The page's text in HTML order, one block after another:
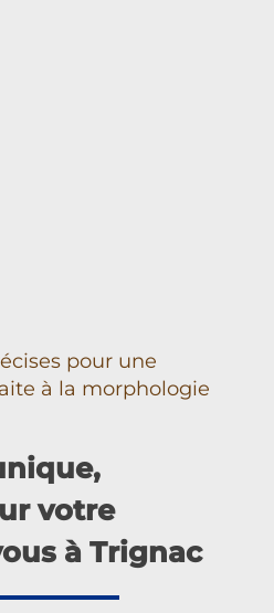
pour une
à la morphologie
votre
à Trignac